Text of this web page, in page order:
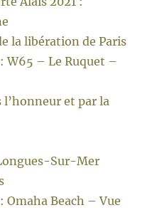
la libération de Paris
W65 – Le Ruquet –
et par la
Sur-Mer
Beach – Vue